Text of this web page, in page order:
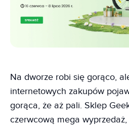
Na dworze robi się gorąco,
internetowych zakupów
gorąca, że aż pali. Sklep
czerwcową mega